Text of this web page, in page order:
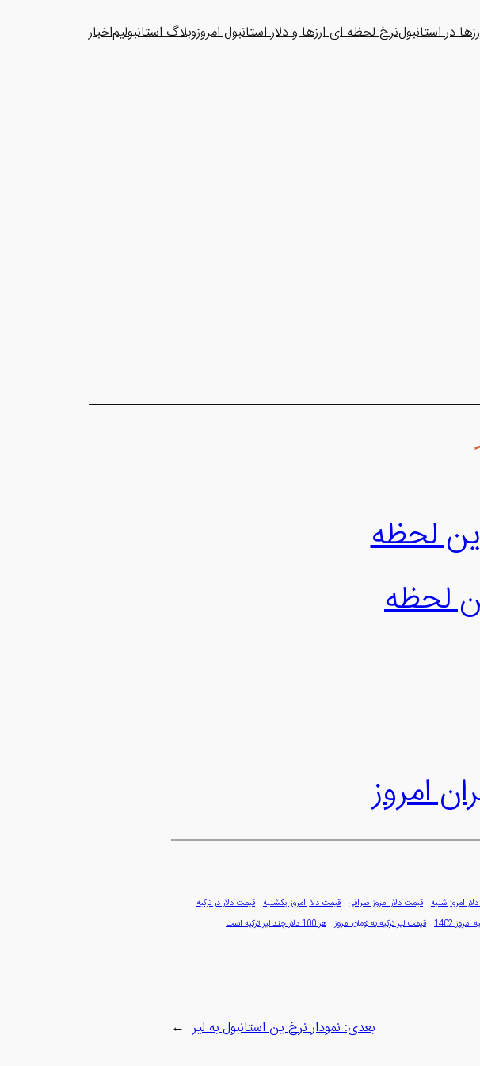
در استانبولنرخ لحظه ای ارزها و دلار استانبول امروزوبلاگ استانبولیماخبار
لحظه
لحظه
امروز
امروز شنبه قیمت دلار امروز صرافی قیمت دلار امروز یکشنبه قیمت دلار در ترکیه
1402 قیمت لیر ترکیه به تومان امروز
هر 100 دلار چند لیر ترکیه است
بعدی:نمودار نرخ ین استانبول به لیر →